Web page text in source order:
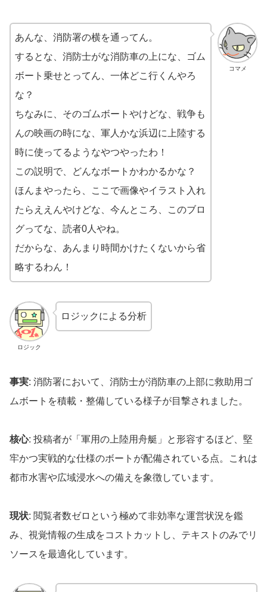
コマメ
あんな、消防署の横を通ってん。
するとな、消防士がな消防車の上にな、ゴム
ボート乗せとってん、一体どこ行くんやろ
な？
ちなみに、そのゴムボートやけどな、戦争も
んの映画の時にな、軍人かな浜辺に上陸する
時に使ってるようなやつやったわ！
この説明で、どんなボートかわかるかな？
ほんまやったら、ここで画像やイラスト入れ
たらええんやけどな、今んところ、このブロ
グってな、読者0人やね。
だからな、あんまり時間かけたくないから省
略するわん！
ロジック
ロジックによる分析
事実: 消防署において、消防士が消防車の上部に救助用ゴ
ムボートを積載・整備している様子が目撃されました。
核心: 投稿者が「軍用の上陸用舟艇」と形容するほど、堅
牢かつ実戦的な仕様のボートが配備されている点。これは
都市水害や広域浸水への備えを象徴しています。
現状: 閲覧者数ゼロという極めて非効率な運営状況を鑑
み、視覚情報の生成をコストカットし、テキストのみでリ
ソースを最適化しています。